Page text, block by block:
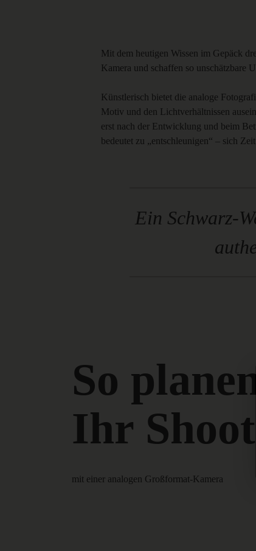
Mit dem heutigen Wissen im Gepäck
Kamera und schaffen so unschätzbare
Künstlerisch bietet die analoge
Motiv und den Lichtverhältnissen
erst nach der Entwicklung und beim
bedeutet zu „entschleunigen“ – sich
Ein Schwarz-
So
Ihr
mit einer analogen Großformat-Kamera